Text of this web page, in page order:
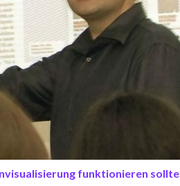
funktionieren sollte.